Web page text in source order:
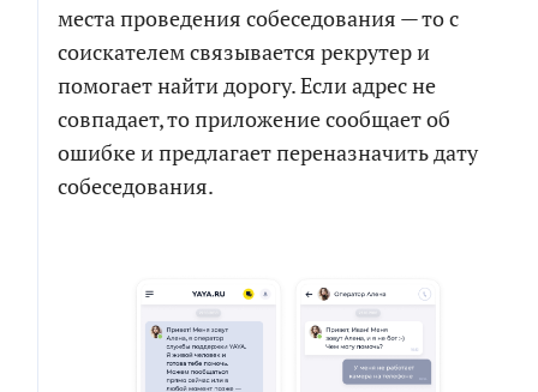
места проведения собеседования — то с
соискателем связывается рекрутер и
помогает найти дорогу. Если адрес не
совпадает, то приложение сообщает об
ошибке и предлагает переназначить дату
собеседования.